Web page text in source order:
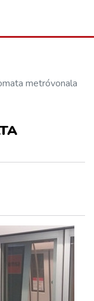
metróvonala